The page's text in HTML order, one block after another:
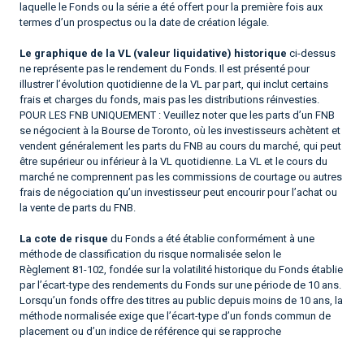
laquelle le Fonds ou la série a été offert pour la première fois aux
termes d’un prospectus ou la date de création légale.
Le graphique de la VL (valeur liquidative) historique ci-dessus
ne représente pas le rendement du Fonds. Il est présenté pour
illustrer l’évolution quotidienne de la VL par part, qui inclut certains
frais et charges du fonds, mais pas les distributions réinvesties.
POUR LES FNB UNIQUEMENT : Veuillez noter que les parts d’un FNB
se négocient à la Bourse de Toronto, où les investisseurs achètent et
vendent généralement les parts du FNB au cours du marché, qui peut
être supérieur ou inférieur à la VL quotidienne. La VL et le cours du
marché ne comprennent pas les commissions de courtage ou autres
frais de négociation qu’un investisseur peut encourir pour l’achat ou
la vente de parts du FNB.
La cote de risque du Fonds a été établie conformément à une
méthode de classification du risque normalisée selon le
Règlement 81-102, fondée sur la volatilité historique du Fonds établie
par l’écart-type des rendements du Fonds sur une période de 10 ans.
Lorsqu’un fonds offre des titres au public depuis moins de 10 ans, la
méthode normalisée exige que l’écart-type d’un fonds commun de
placement ou d’un indice de référence qui se rapproche